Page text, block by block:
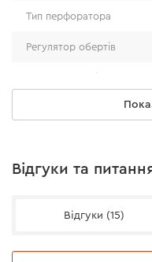
M DCB-400BC
Тип перфоратора
Регулятор обертів
Діаметр свердління:
Відгуки та
Відгуки (15)